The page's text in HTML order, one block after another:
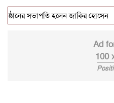
সভাপতি হলেন জাকির হোসেন ⭐
Ad
100